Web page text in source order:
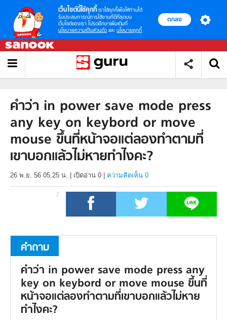
เว็บไซต์นี้ใช้คุกกี้ เราใช้คุกกี้เพื่อให้ท่านได้
รับประสบการณ์การใช้งานที่ดีที่สุดบน
เว็บไซต์ของเรา โปรดศึกษาเพิ่มเติมที่
นโยบายความเป็นส่วนตัว และ นโยบายคุกกี้
ตกลง
คำว่า in power save mode press
any key on keybord or move
mouse ขึ้นที่หน้าจอแต่ลองทำตามที่
เขาบอกแล้วไม่หายทำไงคะ?
26 พ.ย. 56 05.25 น. เปิดอ่าน 0 ความคิดเห็น 0
คำถาม
คำว่า in power save mode press any
key on keybord or move mouse ขึ้นที่
หน้าจอแต่ลองทำตามที่เขาบอกแล้วไม่หาย
ทำไงคะ?